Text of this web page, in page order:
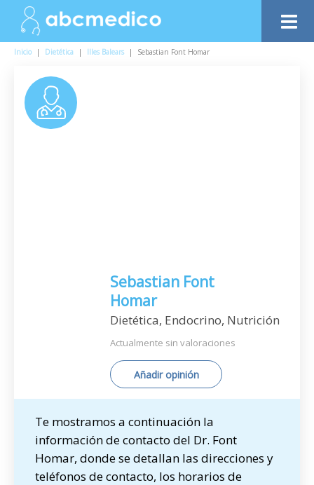
Inicio | Dietética | Illes Balears | Sebastian Font Homar
Sebastian Font
Homar
Dietética, Endocrino, Nutrición
Actualmente sin valoraciones
Añadir opinión
Te mostramos a continuación la
información de contacto del Dr. Font
Homar, donde se detallan las direcciones y
teléfonos de contacto, los horarios de